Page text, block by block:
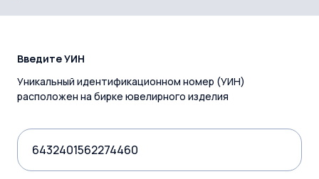
Введите УИН
Уникальный идентификационном номер (УИН)
расположен на бирке ювелирного изделия